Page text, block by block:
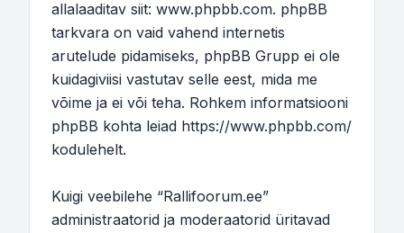
allalaaditav siit: www.phpbb.com. phpBB
tarkvara on vaid vahend internetis
arutelude pidamiseks, phpBB Grupp ei ole
kuidagiviisi vastutav selle eest, mida me
võime ja ei või teha. Rohkem informatsiooni
phpBB kohta leiad https://www.phpbb.com/
kodulehelt.
Kuigi veebilehe “Rallifoorum.ee”
administraatorid ja moderaatorid üritavad